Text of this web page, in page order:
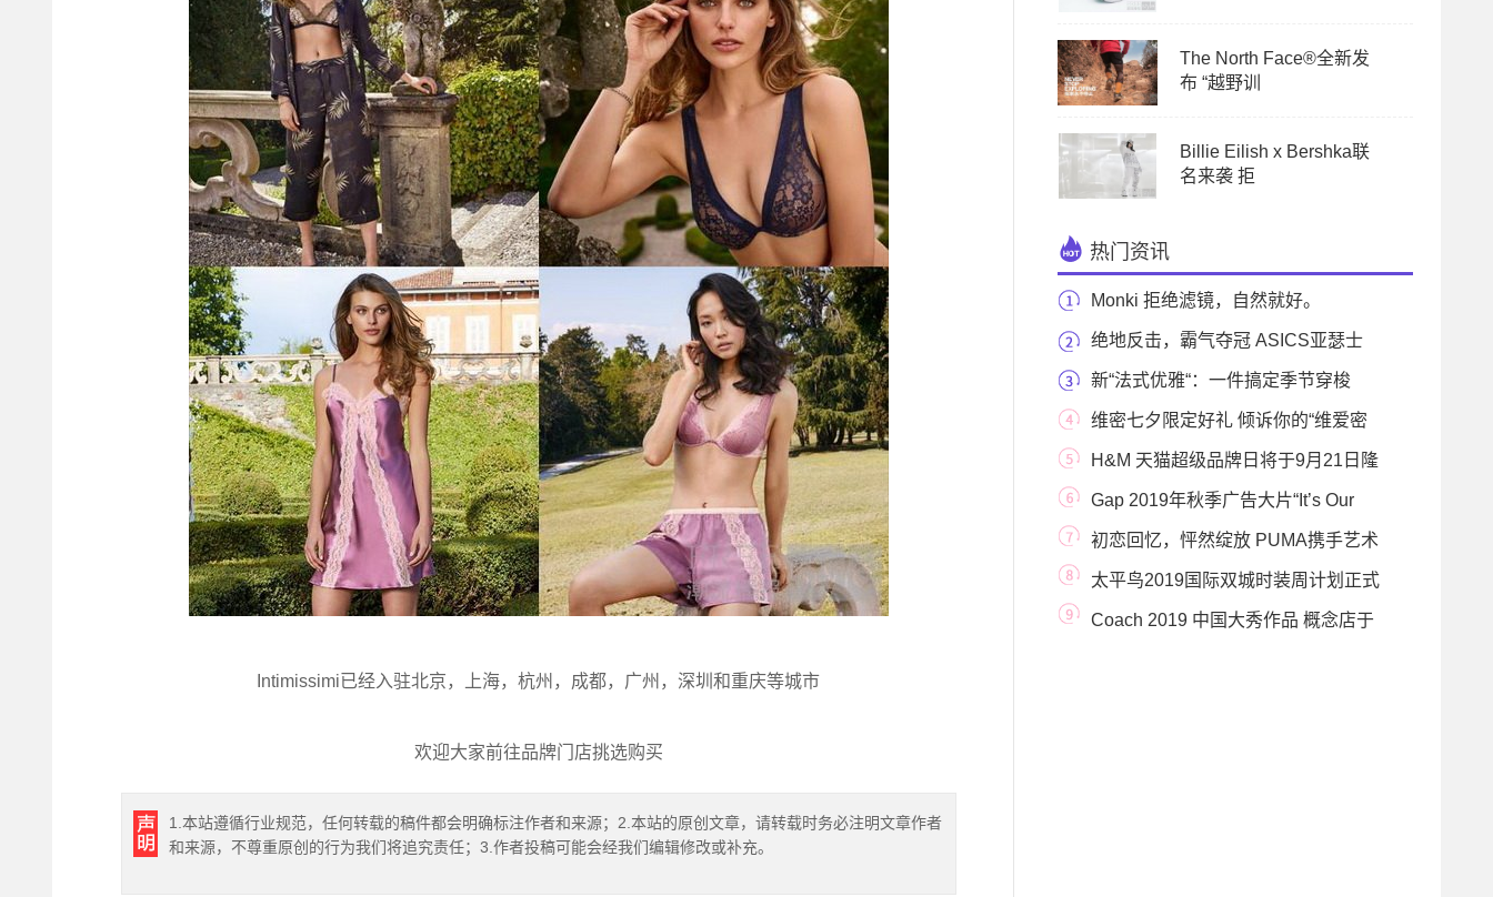
Intimissimi已经入驻北京，上海，杭州，成都，广州，深圳和重庆等城市
欢迎大家前往品牌门店挑选购买
1.本站遵循行业规范，任何转载的稿件都会明确标注作者和来源；2.本站的原创文章，请转载时务必注明文章作者
和来源，不尊重原创的行为我们将追究责任；3.作者投稿可能会经我们编辑修改或补充。
The North Face®全新发
布 “越野训
Billie Eilish x Bershka联
名来袭 拒
热门资讯
Monki 拒绝滤镜，自然就好。
绝地反击，霸气夺冠 ASICS亚瑟士
助力德约科维奇
新“法式优雅“：一件搞定季节穿梭
维密七夕限定好礼 倾诉你的“维爱密
语” H&M 天猫超级品牌日将于9月21日隆
重登场Gap 2019年秋季广告大片“It’s Our
Denim Now”正式发
初恋回忆，怦然绽放 PUMA携手艺术
家SUE TSAI再度推
太平鸟2019国际双城时装周计划正式
启动 携“太平
Coach 2019 中国大秀作品 概念店于